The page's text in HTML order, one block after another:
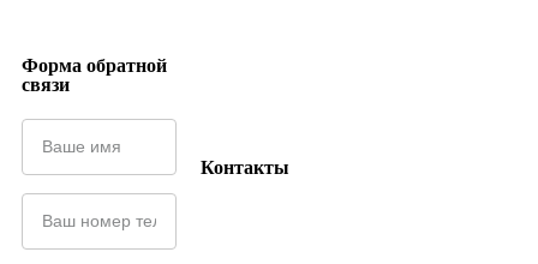
Форма обратной
связи
Контакты